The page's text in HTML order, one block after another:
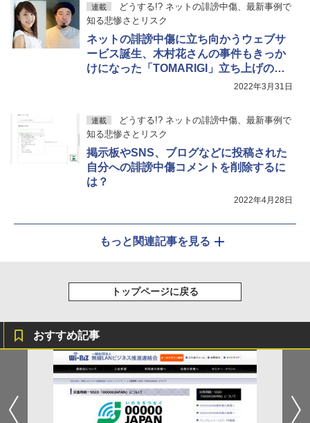
連載
どうする!? ネットの誹謗中傷、最新事例で
知る悲惨さとリスク
ネットの誹謗中傷に立ち向かうウェブサ
ービス誕生、木村花さんの事件もきっか
けになった「TOMARIGI」立ち上げの経
2022年3月31日
連載
どうする!? ネットの誹謗中傷、最新事例で
知る悲惨さとリスク
掲示板やSNS、ブログなどに投稿された
自分への誹謗中傷コメントを削除するに
は？
2022年4月28日
もっと関連記事を見る
トップページに戻る
おすすめ記事